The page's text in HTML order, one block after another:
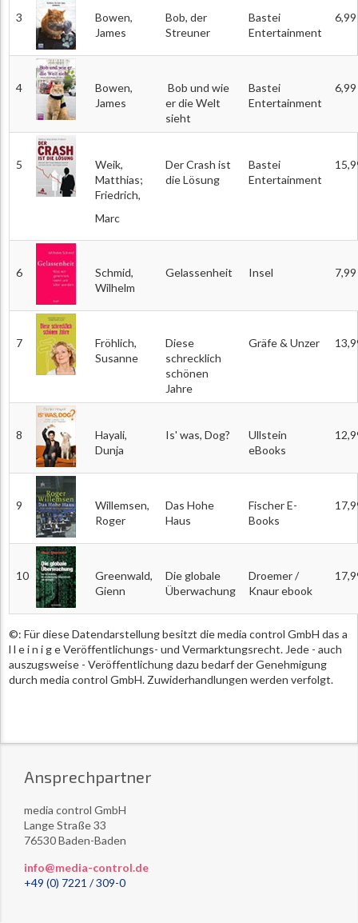
3
Bowen,
James
Bob, der
Streuner
Bastei
Entertainment
6,99
4
Bowen,
James
Bob und wie
er die Welt
sieht
Bastei
Entertainment
6,99
5
Weik,
Matthias;
Friedrich,
Marc
Der Crash ist
die Lösung
Bastei
Entertainment
6
Schmid,
Wilhelm
Gelassenheit Insel 7,99
7
Fröhlich,
Susanne
Diese
schrecklich
schönen
Jahre
Gräfe & Unzer
8
Hayali,
Dunja
Is' was, Dog?
Ullstein
eBooks
9
Willemsen,
Roger
Das Hohe
Haus
Fischer E-
Books
10
Greenwald,
Gienn
Die globale
Überwachung
Droemer /
Knaur ebook
©: Für diese Datendarstellung besitzt die media control GmbH das a
l l e i n i g e Veröffentlichungs- und Vermarktungsrecht. Jede - auch
auszugsweise - Veröffentlichung dazu bedarf der Genehmigung
durch media control GmbH. Zuwiderhandlungen werden verfolgt.
Ansprechpartner
media control GmbH
Lange Straße 33
76530 Baden-Baden
info@media-control.de
+49 (0) 7221 / 309-0